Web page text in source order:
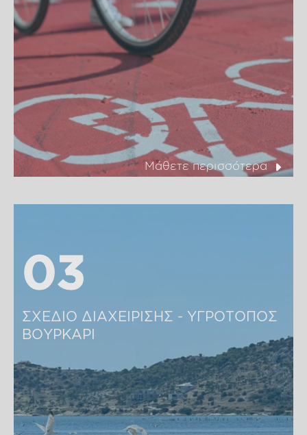
Μάθετε περισσότερα
03
03
ΣΧΕΔΙΟ ΔΙΑΧΕΙΡΙΣΗΣ - ΥΓΡΟΤΟΠΟΣ
ΒΟΥΡΚΑΡΙ